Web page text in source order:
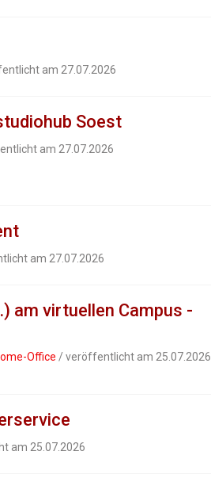
am 27.07.2026
Soest
am 27.07.2026
am 27.07.2026
am virtuellen Campus -
Office / veröffentlicht am 25.07.2026
am 25.07.2026